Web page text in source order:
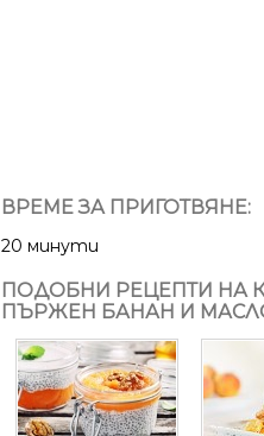
ВРЕМЕ ЗА ПРИГОТВЯНЕ:
20 минути
ПОДОБНИ РЕЦЕПТИ НА
ПЪРЖЕН БАНАН И